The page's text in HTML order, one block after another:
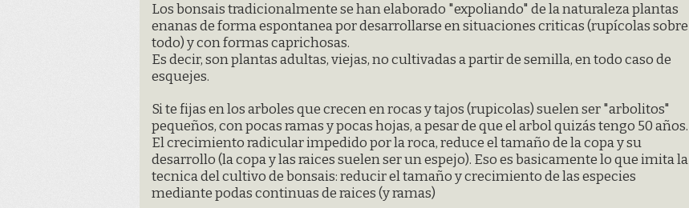
Los bonsais tradicionalmente se han elaborado "expoliando" de la naturaleza plantas
enanas de forma espontanea por desarrollarse en situaciones criticas (rupícolas sobre
todo) y con formas caprichosas.
Es decir, son plantas adultas, viejas, no cultivadas a partir de semilla, en todo caso de
esquejes.
Si te fijas en los arboles que crecen en rocas y tajos (rupicolas) suelen ser "arbolitos"
pequeños, con pocas ramas y pocas hojas, a pesar de que el arbol quizás tengo 50 años.
El crecimiento radicular impedido por la roca, reduce el tamaño de la copa y su
desarrollo (la copa y las raices suelen ser un espejo). Eso es basicamente lo que imita la
tecnica del cultivo de bonsais: reducir el tamaño y crecimiento de las especies
mediante podas continuas de raices (y ramas)